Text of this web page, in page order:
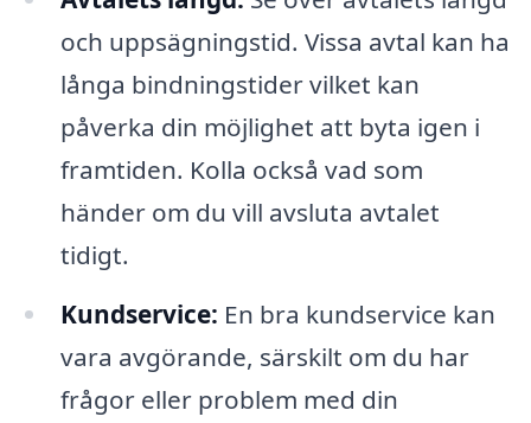
och uppsägningstid. Vissa avtal kan ha
långa bindningstider vilket kan
påverka din möjlighet att byta igen i
framtiden. Kolla också vad som
händer om du vill avsluta avtalet
tidigt.
Kundservice: En bra kundservice kan
vara avgörande, särskilt om du har
frågor eller problem med din